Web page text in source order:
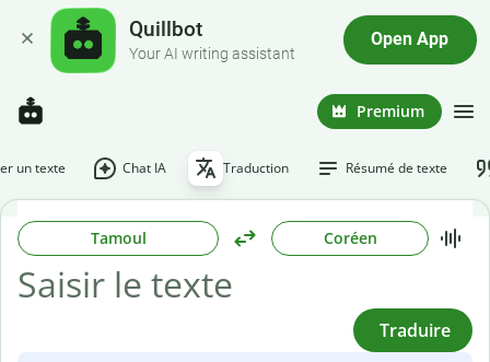
Quillbot
Your AI writing assistant
Open App
Premium
un texte Chat IA Traduction Résumé de texte
Tamoul Coréen
Traduire